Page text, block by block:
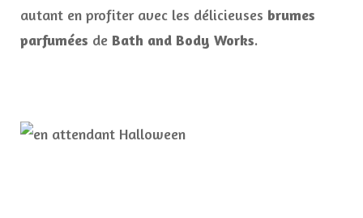
autant en profiter avec les délicieuses brumes
parfumées de Bath and Body Works.